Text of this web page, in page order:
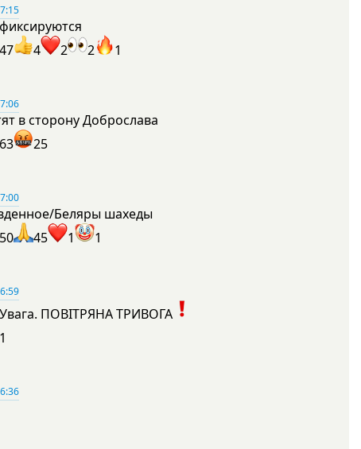
47
4 2 2 1
в сторону Доброслава
63
25
Беляры шахеды
50
45 1 1
Увага. ПОВІТРЯНА ТРИВОГА
1